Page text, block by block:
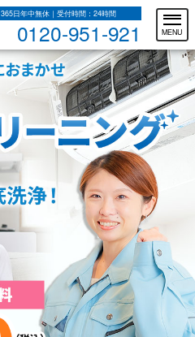
365日年中無休｜受付時間：24時間
0120-951-921 MENU